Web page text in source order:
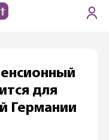
для
Германии